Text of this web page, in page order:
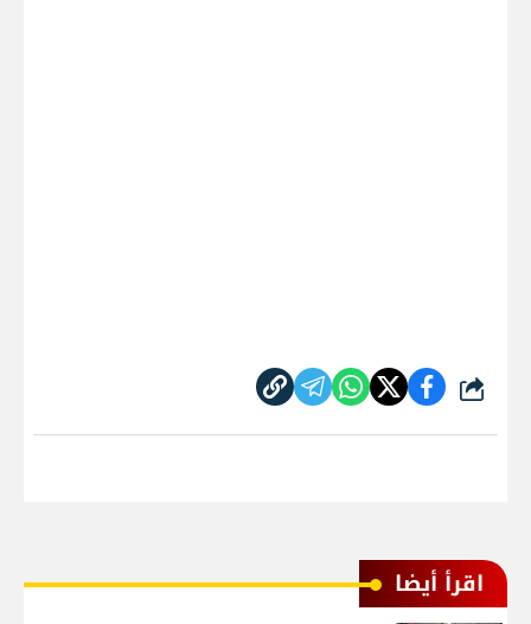
شارك
اقرأ أيضا